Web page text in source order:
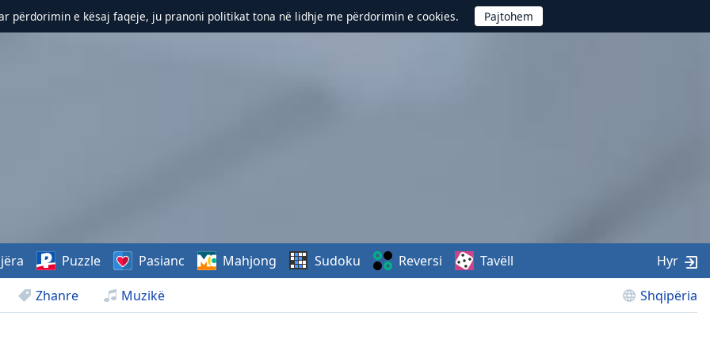
përdorimin e kësaj faqeje, ju pranoni politikat tona në lidhje me përdorimin e cookies.
Zhanre Muzikë Shqipëria
Puzzle Pasianc Mahjong Sudoku Reversi Tavëll Hyr